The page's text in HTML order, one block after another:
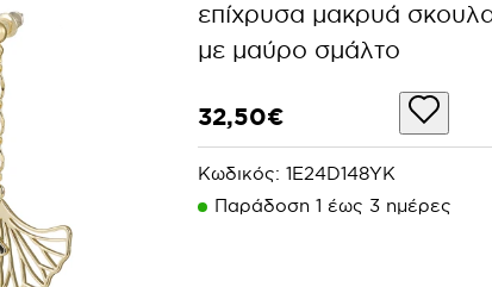
επίχρυσα μακρυά
με μαύρο σμάλτο
32,50€
Κωδικός: 1E24D148YK
Παράδoση 1 έως 3 ημέρες